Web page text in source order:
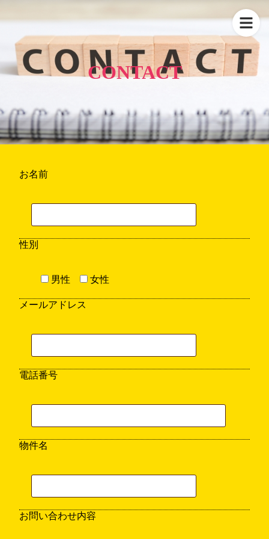
CONTACT
お名前
性別
男性 女性
メールアドレス
電話番号
物件名
お問い合わせ内容